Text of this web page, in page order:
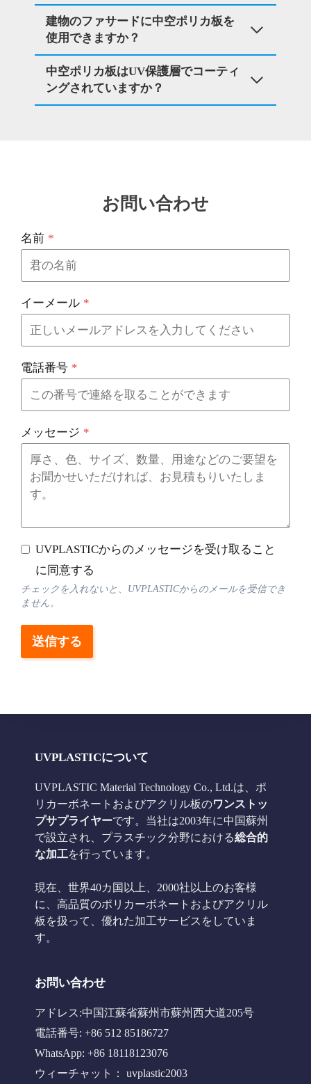
建物のファサードに中空ポリカ板を
使用できますか？
中空ポリカ板はUV保護層でコーティ
ングされていますか？
お問い合わせ
名前 *
イーメール *
電話番号 *
メッセージ *
UVPLASTICからのメッセージを受け取ること
に同意する
チェックを入れないと、UVPLASTICからのメールを受信でき
ません。
送信する
UVPLASTICについて
UVPLASTIC Material Technology Co., Ltd.は、ポ
リカーボネートおよびアクリル板のワンストッ
プサプライヤーです。当社は2003年に中国蘇州
で設立され、プラスチック分野における総合的
な加工を行っています。
現在、世界40カ国以上、2000社以上のお客様
に、高品質のポリカーボネートおよびアクリル
板を扱って、優れた加工サービスをしていま
す。
お問い合わせ
アドレス:中国江蘇省蘇州市蘇州西大道205号
電話番号: +86 512 85186727
WhatsApp: +86 18118123076
ウィーチャット： uvplastic2003